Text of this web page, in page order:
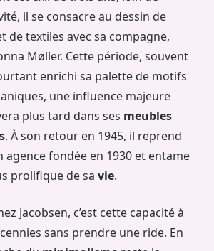
il se consacre au dessin de
de textiles avec sa compagne,
Møller. Cette période, souvent
enrichi sa palette de motifs
une influence majeure
plus tard dans ses meubles
. À son retour en 1945, il reprend
agence fondée en 1930 et entame
prolifique de sa vie.
Jacobsen, c’est cette capacité à
sans prendre une ride. En